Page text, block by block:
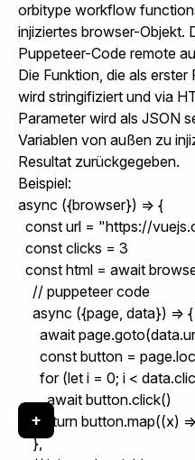
+
orbitype workflow
injiziertes browser-Objekt.
Puppeteer-Code remote
Die Funktion, die als
wird stringifiziert und via
Parameter wird als JSON
Variablen von außen zu
Resultat zurückgegeben.
Beispiel:
async ({browser}) => {
const url = "https://
  const clicks = 3
const html = await
    // puppeteer code
    async ({page, data}) => {
await
const button =
for (let i = 0; i <
        await button.click()
return button.map((x)
    },